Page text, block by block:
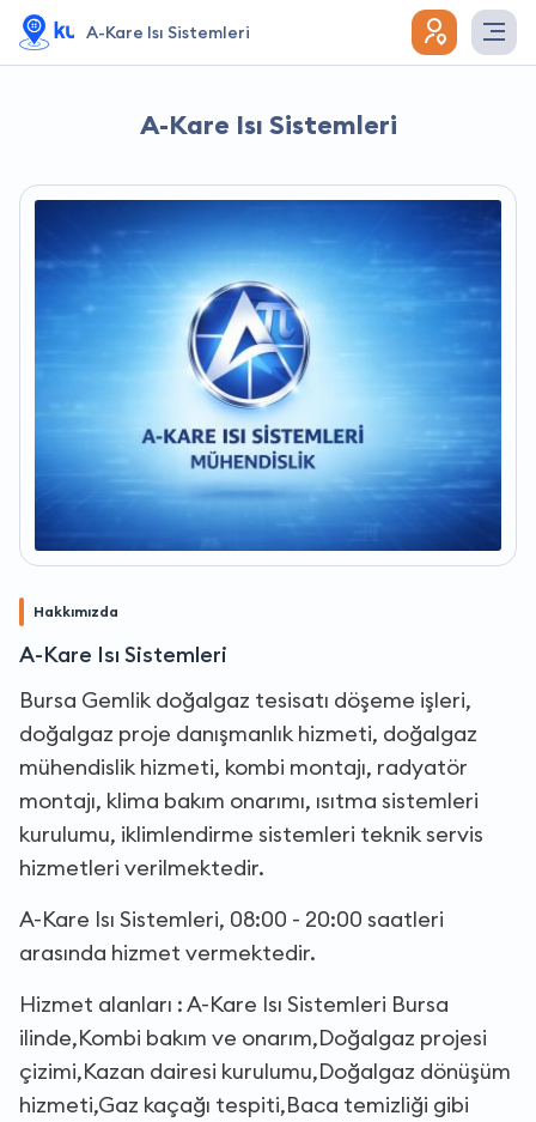
A-Kare Isı Sistemleri
A-Kare Isı Sistemleri
Hakkımızda
A-Kare Isı Sistemleri
Bursa Gemlik doğalgaz tesisatı döşeme işleri,
doğalgaz proje danışmanlık hizmeti, doğalgaz
mühendislik hizmeti, kombi montajı, radyatör
montajı, klima bakım onarımı, ısıtma sistemleri
kurulumu, iklimlendirme sistemleri teknik servis
hizmetleri verilmektedir.
A-Kare Isı Sistemleri, 08:00 - 20:00 saatleri
arasında hizmet vermektedir.
Hizmet alanları : A-Kare Isı Sistemleri Bursa
ilinde,Kombi bakım ve onarım,Doğalgaz projesi
çizimi,Kazan dairesi kurulumu,Doğalgaz dönüşüm
hizmeti,Gaz kaçağı tespiti,Baca temizliği gibi